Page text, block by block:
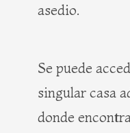
asedio.
Se puede
singular casa
donde